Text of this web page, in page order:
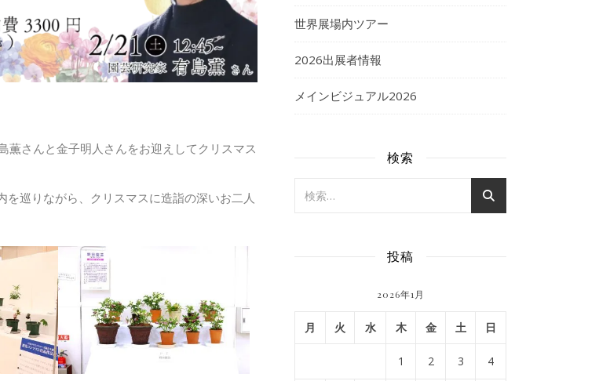
さんと金子明人さんをお迎えしてクリスマス
巡りながら、クリスマスに造詣の深いお二人
世界展場内ツアー
2026出展者情報
メインビジュアル2026
検索
投稿
2026年1月
月 火 水 木 金 土 日
1 2 3 4